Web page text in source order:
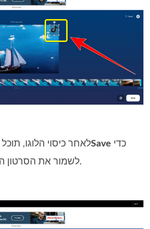
לאחר כיסוי הלוגו,Save
לשמור את הסרטון הסופי שלך ללא לוגו.